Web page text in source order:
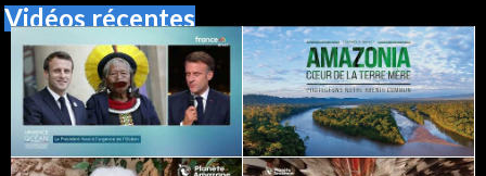
Vidéos récentes